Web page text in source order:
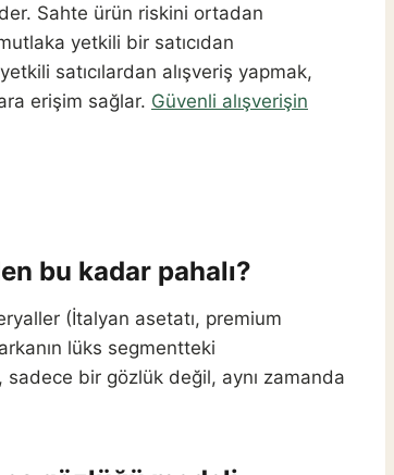
Sahte ürün riskini ortadan
yetkili bir satıcıdan
satıcılardan alışveriş yapmak,
erişim sağlar. Güvenli alışverişin
bu kadar pahalı?
(İtalyan asetatı, premium
lüks segmentteki
bir gözlük değil, aynı zamanda